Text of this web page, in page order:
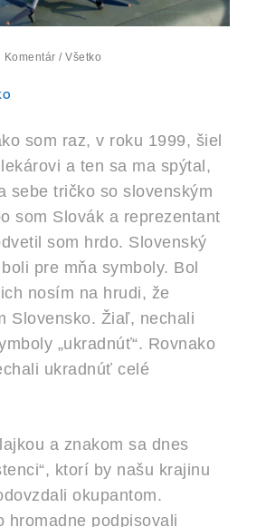
Komentár / Všetko
som raz, v roku 1999, šiel
a ten sa ma spýtal,
sebe tričko so slovenským
som Slovák a reprezentant
som hrdo. Slovenský
pre mňa symboly. Bol
nosím na hrudi, že
Slovensko. Žiaľ, nechali
„ukradnúť“. Rovnako
ukradnúť celé
a znakom sa dnes
ktorí by našu krajinu
okupantom.
hromadne podpisovali